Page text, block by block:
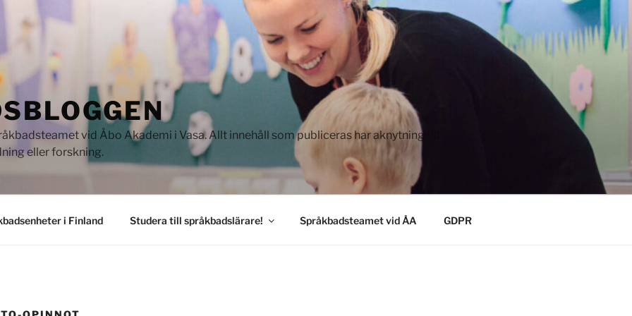
vid Åbo Akademi i Vasa. Allt innehåll som publiceras har aknytning till
eller forskning.
i Finland Studera till språkbadslärare! Språkbadsteamet vid ÅA GDPR